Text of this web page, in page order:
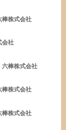
棒株式会社
会社
六棒株式会社
棒株式会社
棒株式会社